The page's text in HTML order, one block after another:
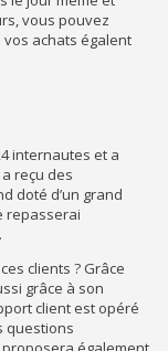
vous pouvez
achats égalent
internautes et a
reçu des
doté d’un grand
repasserai
clients ? Grâce
grâce à son
client est opéré
questions